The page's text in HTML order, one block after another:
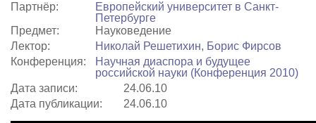
Войти
Партнёр:
Европейский университет в Санкт-
Петербурге
Предмет:
Науковедение
Лектор:
Николай Решетихин, Борис Фирсов
Конференция:
Научная диаспора и будущее
российской науки (Конференция 2010)
Дата записи:
24.06.10
Дата публикации:
24.06.10